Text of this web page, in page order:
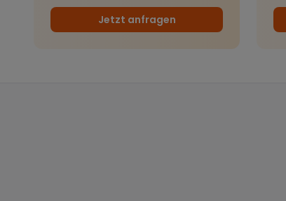
Jetzt anfragen